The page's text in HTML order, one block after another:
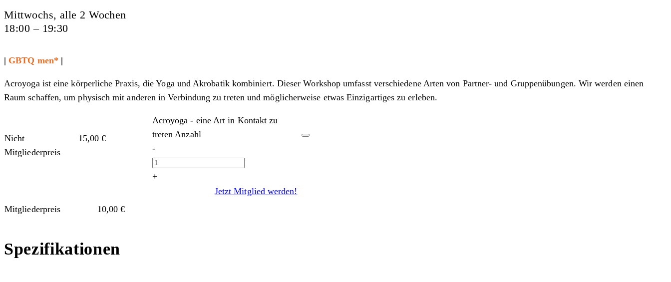
Mittwochs, alle 2 Wochen
18:00 – 19:30
| GBTQ men* |
Acroyoga ist eine körperliche Praxis, die Yoga und Akrobatik kombiniert. Dieser Workshop umfasst verschiedene Arten von Partner- und Gruppenübungen. Wir werden einen
Raum schaffen, um physisch mit anderen in Verbindung zu treten und möglicherweise etwas Einzigartiges zu erleben.
Nicht
Mitgliederpreis
15,00€
Acroyoga - eine Art in Kontakt zu
treten Anzahl
-
+
Mitgliederpreis 10,00€
Jetzt Mitglied werden!
Spezifikationen